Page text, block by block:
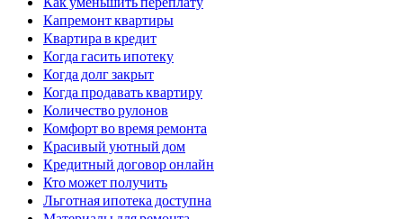
Капремонт квартиры
Квартира в кредит
Когда гасить ипотеку
Когда долг закрыт
Когда продавать квартиру
Количество рулонов
Комфорт во время ремонта
Красивый уютный дом
Кредитный договор онлайн
Кто может получить
Льготная ипотека доступна